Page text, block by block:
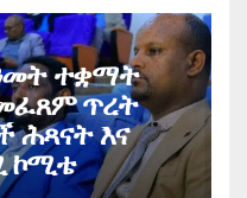
ተቋማት
ጥረት
ሕጻናት እና
ኮሚቴ